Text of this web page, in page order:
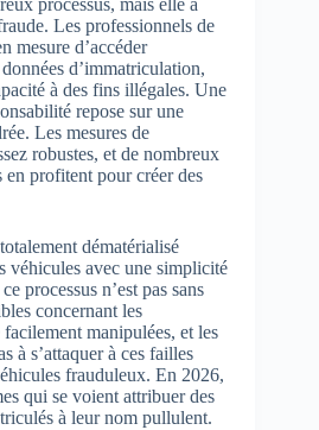
processus, mais elle a
Les professionnels de
mesure d’accéder
d’immatriculation,
à des fins illégales. Une
repose sur une
Les mesures de
robustes, et de nombreux
profitent pour créer des
dématérialisé
véhicules avec une simplicité
processus n’est pas sans
concernant les
manipulées, et les
à s’attaquer à ces failles
frauduleux. En 2026,
qui se voient attribuer des
à leur nom pullulent.